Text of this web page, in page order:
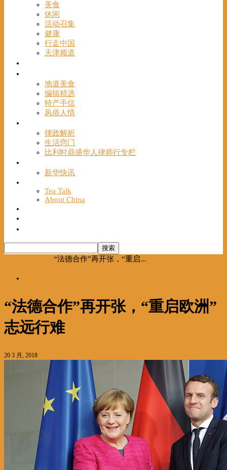
美食
休闲
活动召集
健康
行走中国
天津频道
地道美食
编辑精选
特产手信
风俗人情
律政解析
生活窍门
比利时鼎盛华人律师行专栏
新华快讯
Tea Talk
About China
“法德合作”再开张，“重启...
“法德合作”再开张，“重启欧洲”
志远行难
20 3 月, 2018